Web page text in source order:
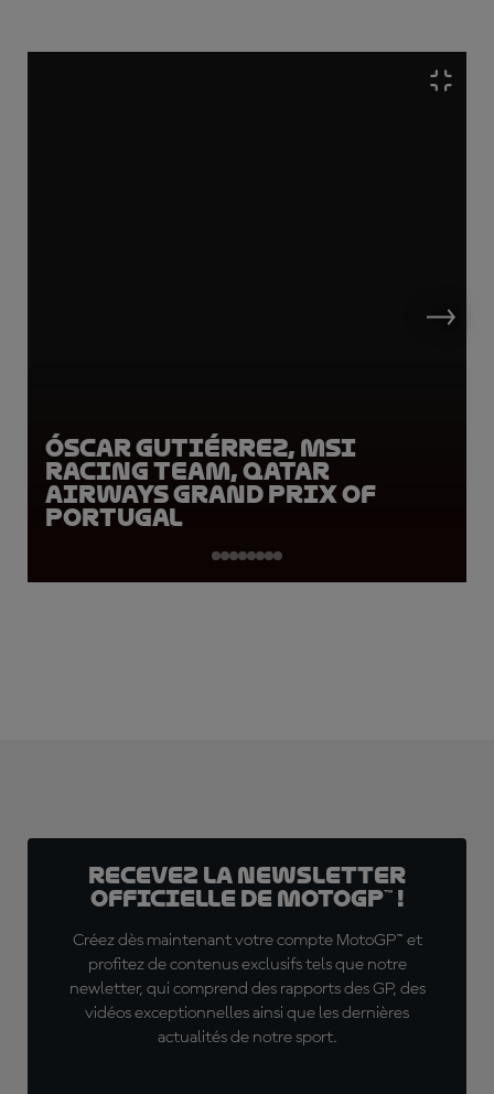
Óscar Gutiérrez, MSI
Racing Team, Qatar
Airways Grand Prix of
Portugal
Recevez la Newsletter
officielle de MotoGP™ !
Créez dès maintenant votre compte MotoGP™ et
profitez de contenus exclusifs tels que notre
newletter, qui comprend des rapports des GP, des
vidéos exceptionnelles ainsi que les dernières
actualités de notre sport.